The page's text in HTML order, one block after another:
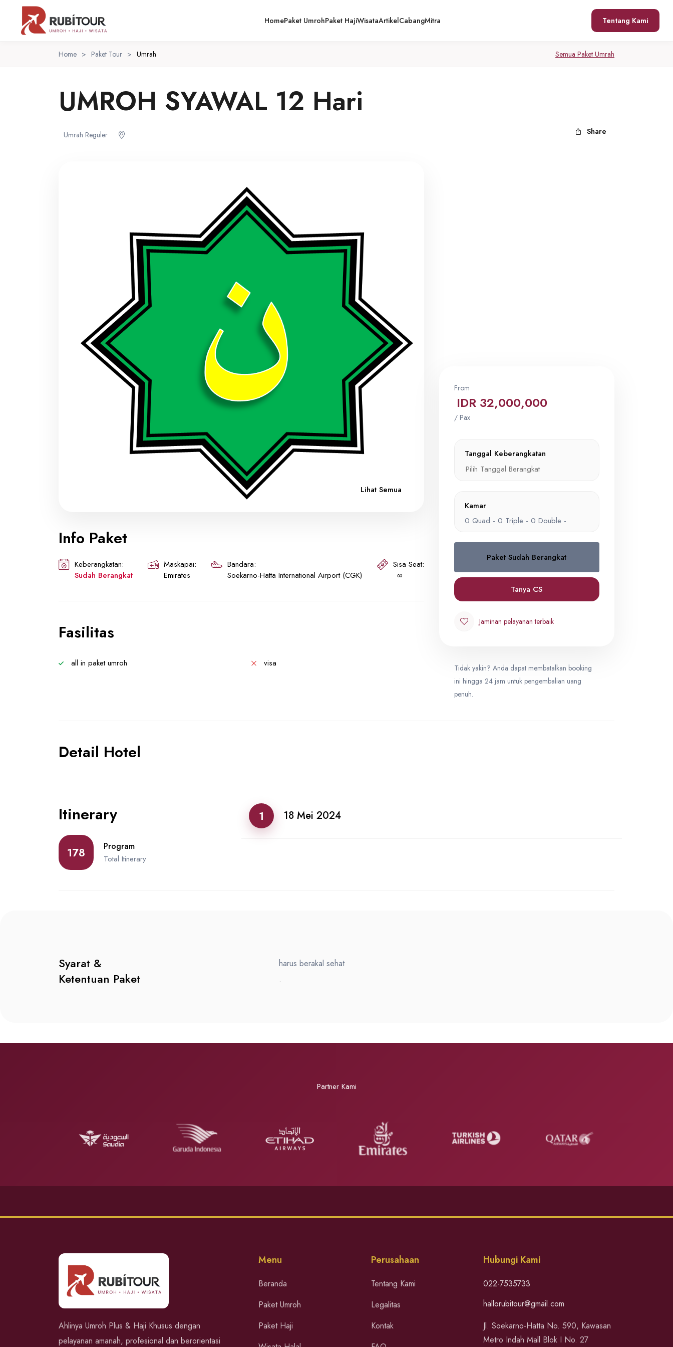
HomePaket UmrohPaket HajiWisataArtikelCabangMitra Tentang Kami
Home > Paket Tour > Umrah Semua Paket Umrah
UMROH SYAWAL 12 Hari
Umrah Reguler Share
Lihat Semua
Info Paket
Keberangkatan:
Sudah Berangkat
Maskapai:
Emirates
Bandara:
Soekarno-Hatta International Airport (CGK)
Sisa Seat:
∞
Fasilitas
all in paket umroh visa
From
IDR 32,000,000
/ Pax
Tanggal Keberangkatan
Kamar
0 Quad - 0 Triple - 0 Double -
Triple
Double
IDR 36,000,000
Paket Sudah Berangkat
Tanya CS
Jaminan pelayanan terbaik
Tidak yakin? Anda dapat membatalkan booking
ini hingga 24 jam untuk pengembalian uang
penuh.
Detail Hotel
Itinerary
178 Program
Total Itinerary
1 18 Mei 2024
Syarat &
Ketentuan Paket
harus berakal sehat
.
Partner Kami
Ahlinya Umroh Plus & Haji Khusus dengan
pelayanan amanah, profesional dan berorientasi
Menu
Beranda
Paket Umroh
Paket Haji
Perusahaan
Tentang Kami
Legalitas
Kontak
Hubungi Kami
022-7535733
hallorubitour@gmail.com
Jl. Soekarno-Hatta No. 590, Kawasan
Metro Indah Mall Blok I No. 27